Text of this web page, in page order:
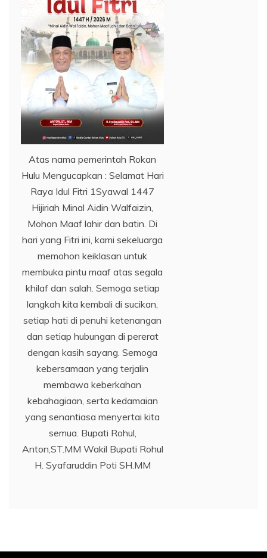
Atas nama pemerintah Rokan
Hulu Mengucapkan : Selamat Hari
Raya Idul Fitri 1Syawal 1447
Hijiriah Minal Aidin Walfaizin,
Mohon Maaf lahir dan batin. Di
hari yang Fitri ini, kami sekeluarga
memohon keiklasan untuk
membuka pintu maaf atas segala
khilaf dan salah. Semoga setiap
langkah kita kembali di sucikan,
setiap hati di penuhi ketenangan
dan setiap hubungan di pererat
dengan kasih sayang. Semoga
kebersamaan yang terjalin
membawa keberkahan
kebahagiaan, serta kedamaian
yang senantiasa menyertai kita
semua. Bupati Rohul,
Anton,ST.MM Wakil Bupati Rohul
H. Syafaruddin Poti SH.MM